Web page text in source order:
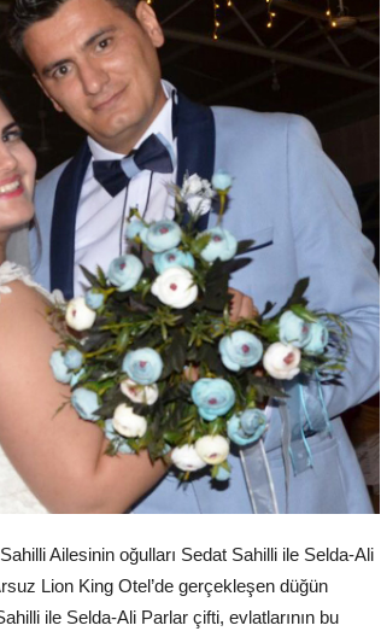
Ailesinin oğulları Sedat Sahilli ile Selda-Ali
Lion King Otel’de gerçekleşen düğün
ile Selda-Ali Parlar çifti, evlatlarının bu